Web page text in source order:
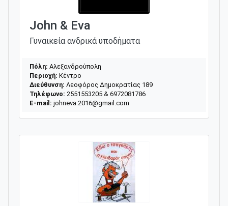
John & Eva
Γυναικεία ανδρικά υποδήματα
Πόλη: Αλεξανδρούπολη
Περιοχή: Κέντρο
Διεύθυνση: Λεοφόρος Δημοκρατίας 189
Τηλέφωνο: 2551553205 & 6972081786
E-mail: johneva.2016@gmail.com